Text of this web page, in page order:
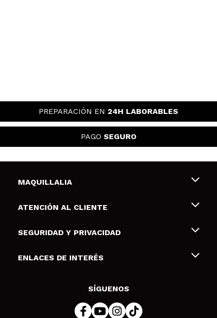
PREPARACIÓN EN 24H LABORABLES
PAGO SEGURO
MAQUILLALIA
Sobre nosotros
Tarjetas de Regalo
ATENCIÓN AL CLIENTE
Envíos y devoluciones
Formas de pago
SEGURIDAD Y PRIVACIDAD
Terminos y condiciones de uso
Política de cookies
ENLACES DE INTERÉS
SÍGUENOS